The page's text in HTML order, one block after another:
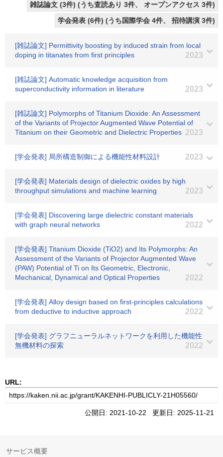
雑誌論文 (3件) (うち査読あり 3件、 オープンアクセス 3件)
学会発表 (6件) (うち国際学会 4件、 招待講演 3件)
[雑誌論文] Permittivity boosting by induced strain from local
doping in titanates from first principles
2023
[雑誌論文] Automatic knowledge acquisition from
superconductivity information in literature
2023
[雑誌論文] Polymorphs of Titanium Dioxide: An Assessment
of the Variants of Projector Augmented Wave Potential of
Titanium on their Geometric and Dielectric Properties 2023
[学会発表] 局所構造制御による機能性材料設計 2023
[学会発表] Materials design of dielectric oxides by high
throughput simulations and machine learning
2023
[学会発表] Discovering large dielectric constant materials
with graph neural networks
2022
[学会発表] Titanium Dioxide (TiO2) and Its Polymorphs: An
Assessment of the Variants of Projector Augmented Wave
(PAW) Potential of Ti on Its Geometric, Electronic,
Mechanical, Dynamical and Optical Properties
2022
[学会発表] Alloy design based on first-principles calculations
from deductive to inductive approach
2022
[学会発表] グラフニューラルネットワークを利用した機能性
無機材料の探索
2022
URL:
公開日: 2021-10-22 更新日: 2025-11-21
サービス概要